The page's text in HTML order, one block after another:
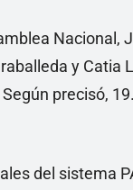
Nacional,
y Catia
precisó,
del sistema